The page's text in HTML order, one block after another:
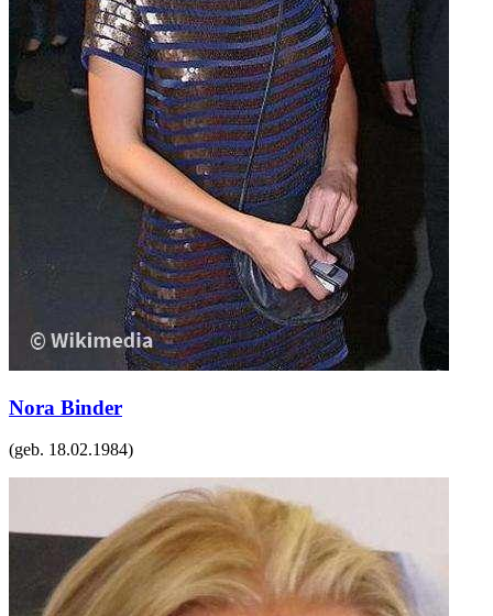
Nora Binder
(geb. 18.02.1984)